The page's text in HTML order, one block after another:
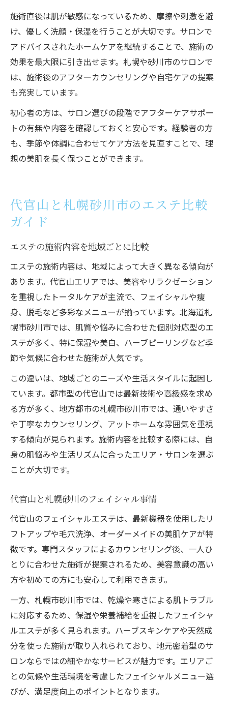
施術直後は肌が敏感になっているため、摩擦や刺激を避
け、優しく洗顔・保湿を行うことが大切です。サロンで
アドバイスされたホームケアを継続することで、施術の
効果を最大限に引き出せます。札幌や砂川市のサロンで
は、施術後のアフターカウンセリングや自宅ケアの提案
も充実しています。
初心者の方は、サロン選びの段階でアフターケアサポー
トの有無や内容を確認しておくと安心です。経験者の方
も、季節や体調に合わせてケア方法を見直すことで、理
想の美肌を長く保つことができます。
代官山と札幌砂川市のエステ比較
ガイド
エステの施術内容を地域ごとに比較
エステの施術内容は、地域によって大きく異なる傾向が
あります。代官山エリアでは、美容やリラクゼーション
を重視したトータルケアが主流で、フェイシャルや痩
身、脱毛など多彩なメニューが揃っています。北海道札
幌市砂川市では、肌質や悩みに合わせた個別対応型のエ
ステが多く、特に保湿や美白、ハーブピーリングなど季
節や気候に合わせた施術が人気です。
この違いは、地域ごとのニーズや生活スタイルに起因し
ています。都市型の代官山では最新技術や高級感を求め
る方が多く、地方都市の札幌市砂川市では、通いやすさ
や丁寧なカウンセリング、アットホームな雰囲気を重視
する傾向が見られます。施術内容を比較する際には、自
身の肌悩みや生活リズムに合ったエリア・サロンを選ぶ
ことが大切です。
代官山と札幌砂川のフェイシャル事情
代官山のフェイシャルエステは、最新機器を使用したリ
フトアップや毛穴洗浄、オーダーメイドの美肌ケアが特
徴です。専門スタッフによるカウンセリング後、一人ひ
とりに合わせた施術が提案されるため、美容意識の高い
方や初めての方にも安心して利用できます。
一方、札幌市砂川市では、乾燥や寒さによる肌トラブル
に対応するため、保湿や栄養補給を重視したフェイシャ
ルエステが多く見られます。ハーブスキンケアや天然成
分を使った施術が取り入れられており、地元密着型のサ
ロンならではの細やかなサービスが魅力です。エリアご
との気候や生活環境を考慮したフェイシャルメニュー選
びが、満足度向上のポイントとなります。